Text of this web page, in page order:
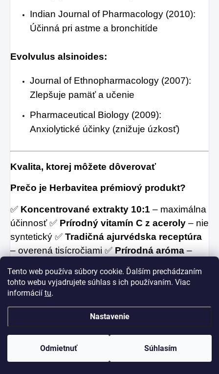
Tento web používa súbory cookie. Ďalším prechádzaním
tohto webu vyjadrujete súhlas s ich používaním. Viac
informácií tu.
Nastavenie
Odmietnuť Súhlasím
Indian Journal of Pharmacology (2010):
Účinná pri astme a bronchitíde
Evolvulus alsinoides:
Journal of Ethnopharmacology (2007):
Zlepšuje pamäť a učenie
Pharmaceutical Biology (2009):
Anxiolytické účinky (znižuje úzkosť)
Kvalita, ktorej môžete dôverovať
Prečo je Herbavitea prémiový produkt?
✅ Koncentrované extrakty 10:1 – maximálna
účinnosť ✅ Prírodný vitamín C z aceroly – nie
syntetický ✅ Tradičná ajurvédska receptúra
– overená tisícročiami ✅Prírodná aróma–
Presné dávkovanie
každé vrecúško obsahuje rovnaké množstvo
✅Praktické balenie
(alebo 10 dní pri 2 šálkach denne) ✅Dlhá
– extrakty sú stabilné a účinné
❌ Umelé farbivá ❌ Umelé konzervanty ❌ GMO